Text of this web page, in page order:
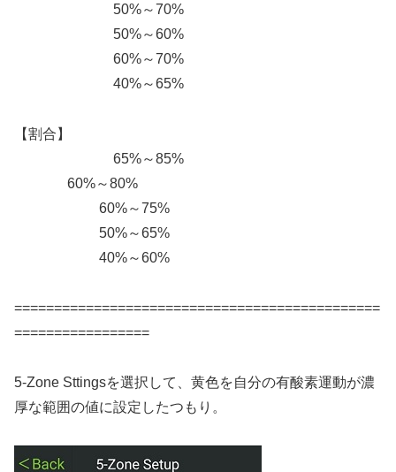
50%～70%
50%～60%
60%～70%
40%～65%
【割合】
65%～85%
60%～80%
60%～75%
50%～65%
40%～60%
==============================================
=================
5-Zone Sttingsを選択して、黄色を自分の有酸素運動が濃
厚な範囲の値に設定したつもり。